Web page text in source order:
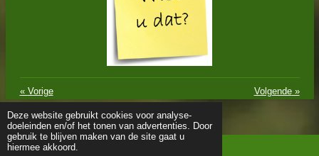
Deze website gebruikt cookies voor analyse-
doeleinden en/of het tonen van advertenties. Door
gebruik te blijven maken van de site gaat u
hiermee akkoord.
« Vorige Volgende»